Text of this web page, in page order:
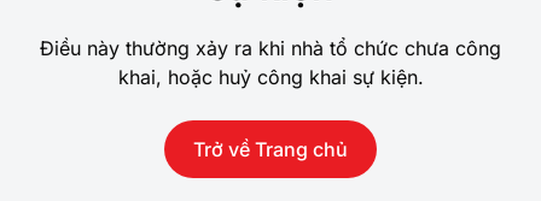
Điều này thường xảy ra khi nhà tổ chức chưa công
khai, hoặc huỷ công khai sự kiện.
Trở về Trang chủ